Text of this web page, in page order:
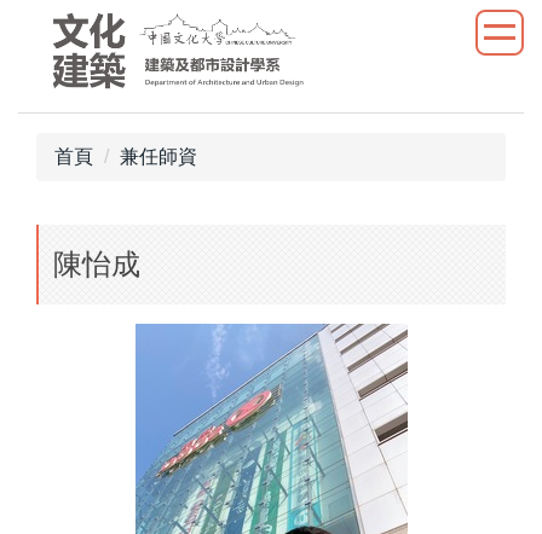
首頁 兼任師資
陳怡成